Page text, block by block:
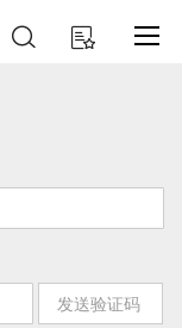
我的购物车
索
发送验证码